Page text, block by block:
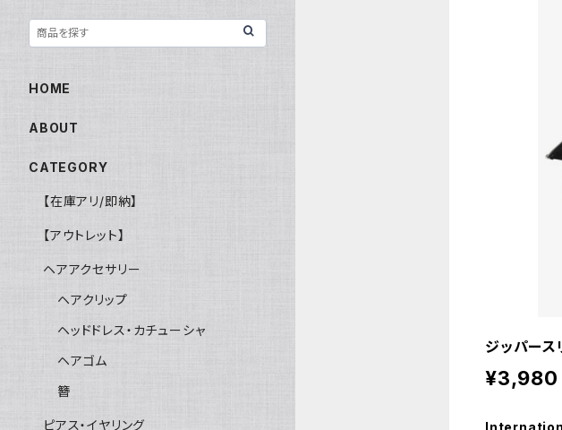
ジッパース
¥3,980
HOME
ABOUT
CATEGORY
【在庫アリ/即納】
【アウトレット】
ヘアアクセサリー
ヘアクリップ
ヘッドドレス・カチューシャ
ヘアゴム
簪
ピアス・イヤリング